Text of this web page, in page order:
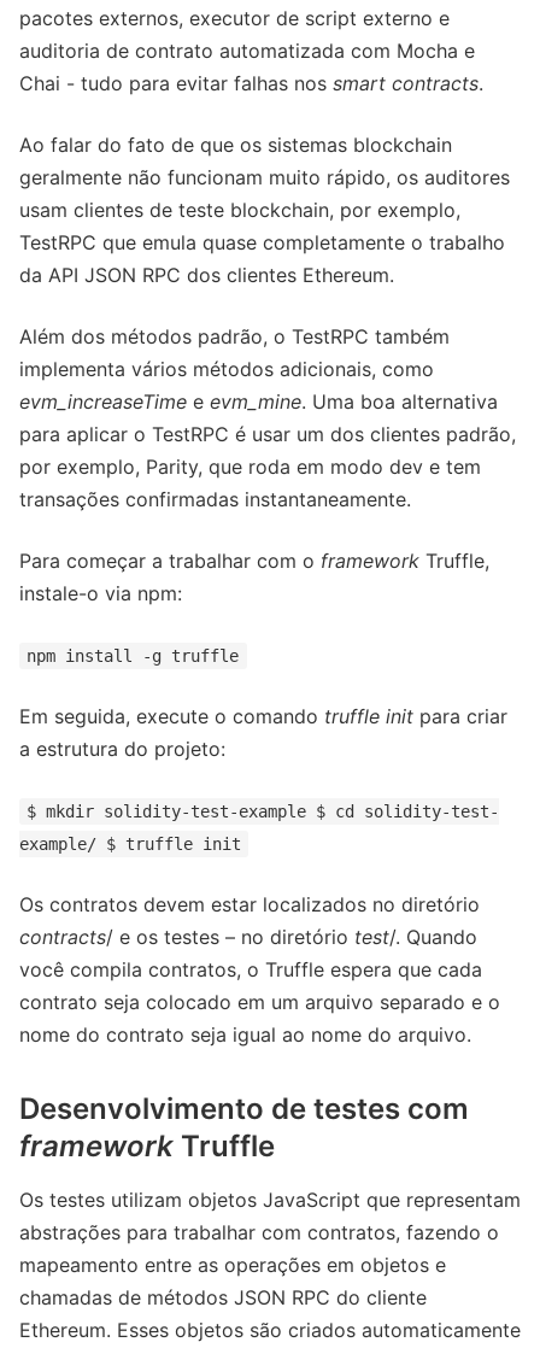
pacotes externos, executor de script externo e
auditoria de contrato automatizada com Mocha e
Chai - tudo para evitar falhas nos smart contracts.
Ao falar do fato de que os sistemas blockchain
geralmente não funcionam muito rápido, os auditores
usam clientes de teste blockchain, por exemplo,
TestRPC que emula quase completamente o trabalho
da API JSON RPC dos clientes Ethereum.
Além dos métodos padrão, o TestRPC também
implementa vários métodos adicionais, como
evm_increaseTime e evm_mine. Uma boa alternativa
para aplicar o TestRPC é usar um dos clientes padrão,
por exemplo, Parity, que roda em modo dev e tem
transações confirmadas instantaneamente.
Para começar a trabalhar com o framework Truffle,
instale-o via npm:
npm install -g truffle
Em seguida, execute o comando truffle init para criar
a estrutura do projeto:
$ mkdir solidity-test-example $ cd solidity-test-
example/ $ truffle init
Os contratos devem estar localizados no diretório
contracts/ e os testes – no diretório test/. Quando
você compila contratos, o Truffle espera que cada
contrato seja colocado em um arquivo separado e o
nome do contrato seja igual ao nome do arquivo.
Desenvolvimento de testes com
framework Truffle
Os testes utilizam objetos JavaScript que representam
abstrações para trabalhar com contratos, fazendo o
mapeamento entre as operações em objetos e
chamadas de métodos JSON RPC do cliente
Ethereum. Esses objetos são criados automaticamente